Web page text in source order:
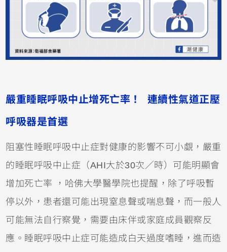
嚴重睡眠呼吸中止增死亡率！ 連續性氣道正壓
呼吸器是首選
阻塞性睡眠呼吸中止症對健康的影響不可小覷，嚴重
的睡眠呼吸中止症（AHI大於30次／時）可能明顯會
增加死亡率 ，哈佛大學醫學院也提醒，除了呼吸暫
停以外，患者還可能出現窒息聲或喘息聲，而一般人
可能無法自行察覺，需要由床伴或家庭成員觀察反
應。睡眠呼吸中止症可能造成白天過度嗜睡，進而造